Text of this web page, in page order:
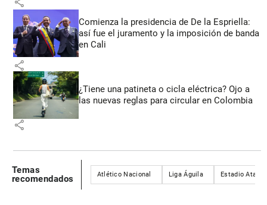
Comienza la presidencia de De la Espriella:
así fue el juramento y la imposición de banda
en Cali
share
¿Tiene una patineta o cicla eléctrica? Ojo a
las nuevas reglas para circular en Colombia
share
Temas
recomendados
Atlético Nacional Liga Águila Estadio